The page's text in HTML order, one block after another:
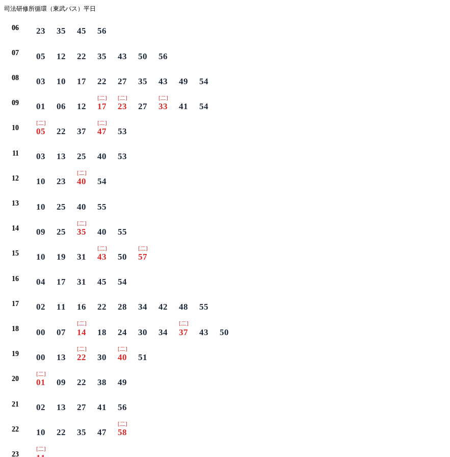
司法研修所循環（東武バス）平日
06 23 35 45 56
07 05 12 22 35 43 50 56
08 03 10 17 22 27 35 43 49 54
09 01 06 12
[二]
17
[二]
23 27
[二]
33 41 54
10
[二]
05 22 37
[二]
47 53
11 03 13 25 40 53
12 10 23
[二]
40 54
13 10 25 40 55
14 09 25
[二]
35 40 55
15 10 19 31
[二]
43 50
[二]
57
16 04 17 31 45 54
17 02 11 16 22 28 34 42 48 55
18 00 07
[二]
14 18 24 30 34
[二]
37 43 50
19 00 13
[二]
22 30
[二]
40 51
20
[二]
01 09 22 38 49
21 02 13 27 41 56
22 10 22 35 47
[二]
58
23
[二]